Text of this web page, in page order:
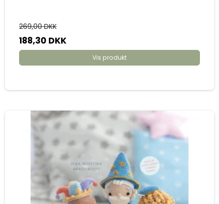
269,00 DKK
188,30 DKK
Vis produkt